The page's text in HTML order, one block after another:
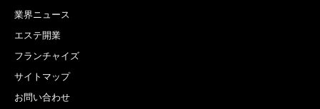
業界ニュース
エステ開業
フランチャイズ
サイトマップ
お問い合わせ